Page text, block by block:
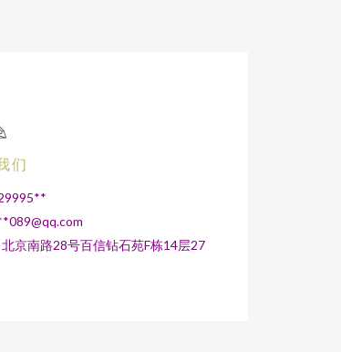
们
089@qq.com
京南路28号百信钻石苑F栋14层27